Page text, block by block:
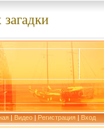
| Видео | Регистрация | Вход